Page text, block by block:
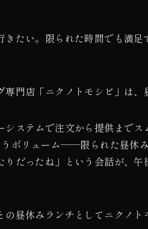
きたい。限られた時間でも
門店「ニクノトモシビ」は、
システムで注文から提供まで
ボリューム——限られた昼休
りだったね」という会話が、
の昼休みランチとしてニクノ